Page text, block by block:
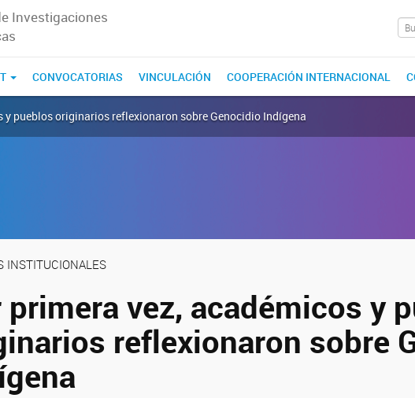
Investigaciones
CONVOCATORIAS VINCULACIÓN COOPERACIÓN INTERNACIONAL
pueblos originarios reflexionaron sobre Genocidio Indígena
INSTITUCIONALES
primera vez, académicos y
reflexionaron sobre